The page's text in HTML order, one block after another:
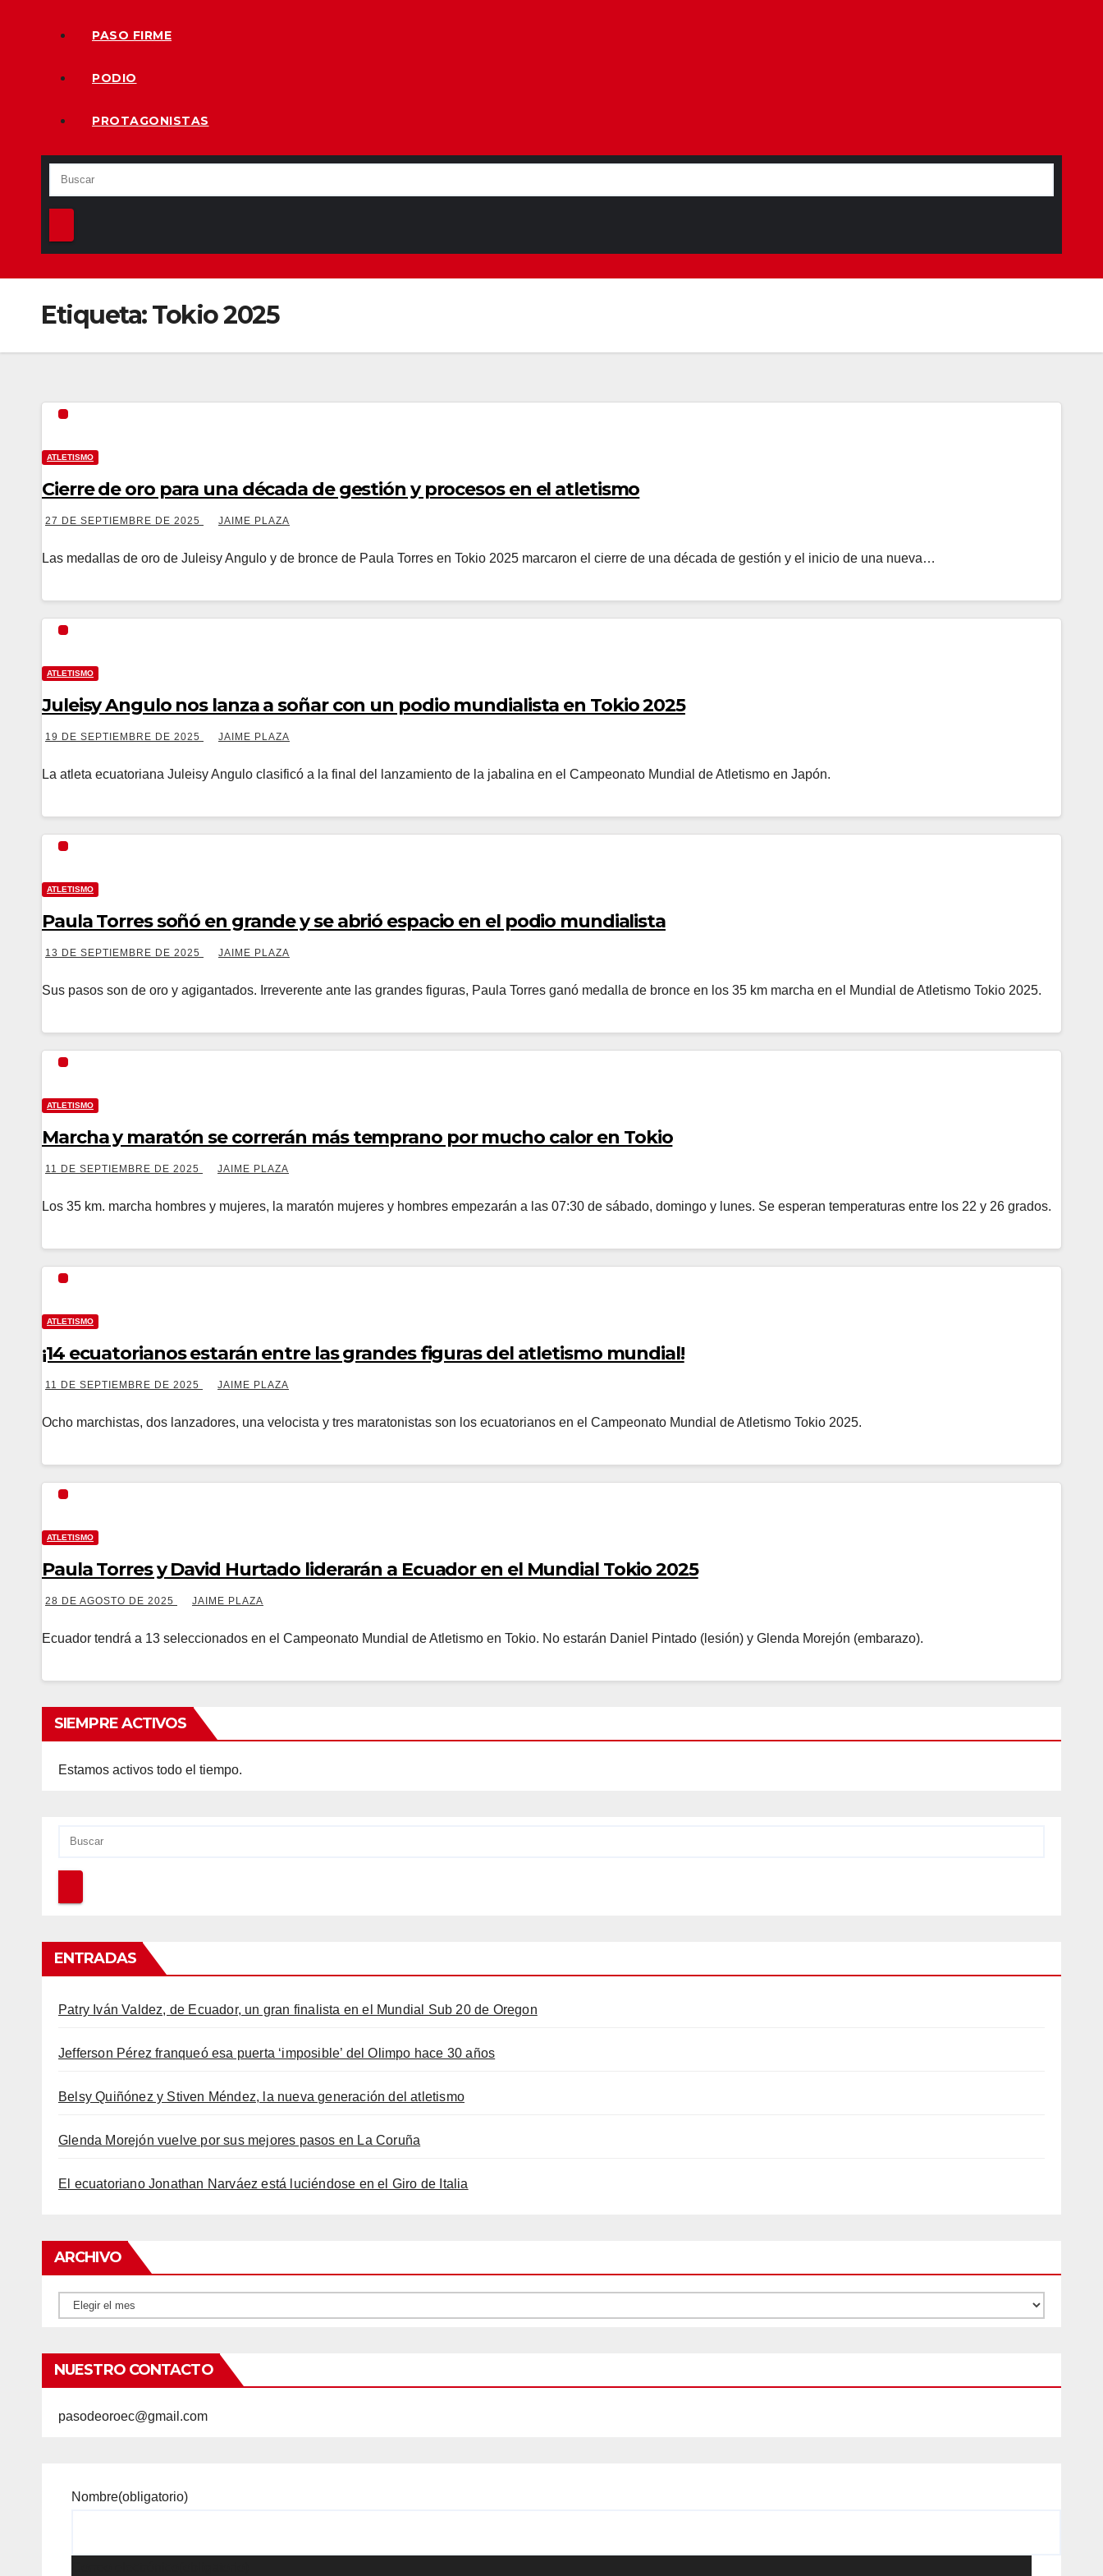
PASO FIRME
PODIO
PROTAGONISTAS
Etiqueta:Tokio 2025
ATLETISMO
Cierre de oro para una década de gestión y procesos en el atletismo
27 DE SEPTIEMBRE DE 2025 JAIME PLAZA
Las medallas de oro de Juleisy Angulo y de bronce de Paula Torres en Tokio 2025 marcaron el cierre de una década de gestión y el inicio de una nueva…
ATLETISMO
Juleisy Angulo nos lanza a soñar con un podio mundialista en Tokio 2025
19 DE SEPTIEMBRE DE 2025 JAIME PLAZA
La atleta ecuatoriana Juleisy Angulo clasificó a la final del lanzamiento de la jabalina en el Campeonato Mundial de Atletismo en Japón.
ATLETISMO
Paula Torres soñó en grande y se abrió espacio en el podio mundialista
13 DE SEPTIEMBRE DE 2025 JAIME PLAZA
Sus pasos son de oro y agigantados. Irreverente ante las grandes figuras, Paula Torres ganó medalla de bronce en los 35 km marcha en el Mundial de Atletismo Tokio 2025.
ATLETISMO
Marcha y maratón se correrán más temprano por mucho calor en Tokio
11 DE SEPTIEMBRE DE 2025 JAIME PLAZA
Los 35 km. marcha hombres y mujeres, la maratón mujeres y hombres empezarán a las 07:30 de sábado, domingo y lunes. Se esperan temperaturas entre los 22 y 26 grados.
ATLETISMO
¡14 ecuatorianos estarán entre las grandes figuras del atletismo mundial!
11 DE SEPTIEMBRE DE 2025 JAIME PLAZA
Ocho marchistas, dos lanzadores, una velocista y tres maratonistas son los ecuatorianos en el Campeonato Mundial de Atletismo Tokio 2025.
ATLETISMO
Paula Torres y David Hurtado liderarán a Ecuador en el Mundial Tokio 2025
28 DE AGOSTO DE 2025 JAIME PLAZA
Ecuador tendrá a 13 seleccionados en el Campeonato Mundial de Atletismo en Tokio. No estarán Daniel Pintado (lesión) y Glenda Morejón (embarazo).
SIEMPRE ACTIVOS
Estamos activos todo el tiempo.
ENTRADAS
Patry Iván Valdez, de Ecuador, un gran finalista en el Mundial Sub 20 de Oregon
Jefferson Pérez franqueó esa puerta ‘imposible’ del Olimpo hace 30 años
Belsy Quiñónez y Stiven Méndez, la nueva generación del atletismo
Glenda Morejón vuelve por sus mejores pasos en La Coruña
El ecuatoriano Jonathan Narváez está luciéndose en el Giro de Italia
ARCHIVO
Archivo
NUESTRO CONTACTO
pasodeoroec@gmail.com
Nombre(obligatorio)